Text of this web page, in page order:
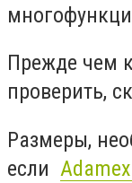
Прежде чем
проверить,
Размеры,
если